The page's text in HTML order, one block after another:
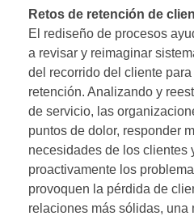
Retos de retención de
El rediseño de procesos
a revisar y reimaginar
del recorrido del cliente
retención. Analizando y
de servicio, las
puntos de dolor, responder
necesidades de los clientes
proactivamente los
provoquen la pérdida de
relaciones más sólidas, una